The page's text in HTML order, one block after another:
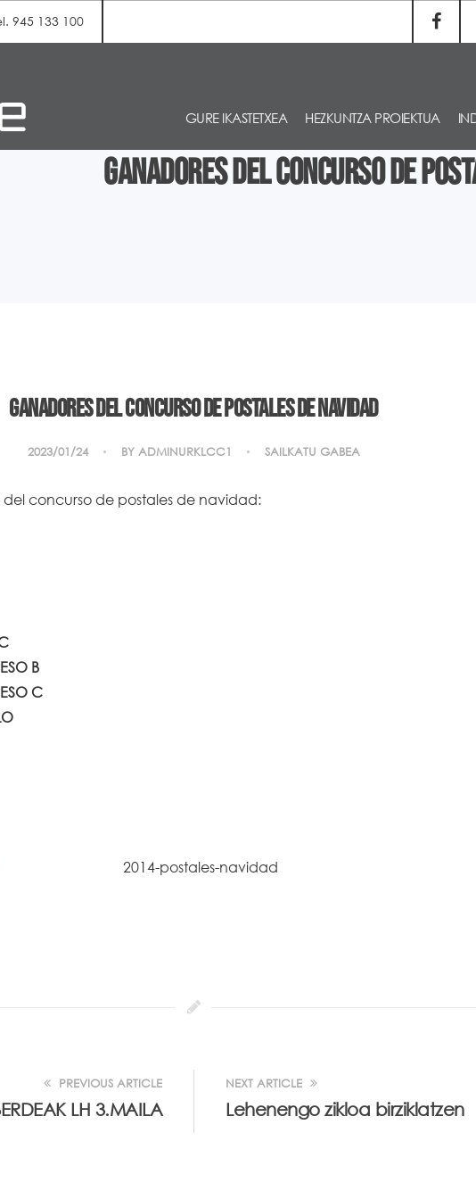
945 133 100
GURE IKASTETXEA HEZKUNTZA PROIEKTUA
Ganadores del concurso de
Ganadores del concurso de postales de Navidad
2023/01/24 BY ADMINURKLCC1 SAILKATU GABEA
del concurso de postales de navidad:
B
C
PREVIOUS ARTICLE
LH 3.MAILA
NEXT ARTICLE
Lehenengo zikloa birziklatzen